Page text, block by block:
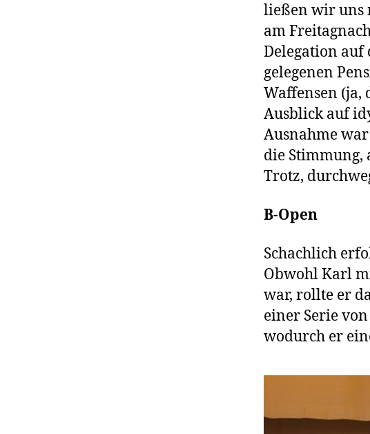
ließen wir uns
am
Delegation auf
gelegenen
Waffensen (ja,
Ausblick auf
Ausnahme
die
Trotz,
B-Open
Schachlich
Obwohl Karl
war, rollte er
einer Serie
wodurch er